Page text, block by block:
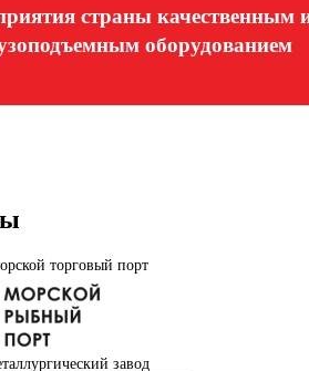
страны качественным
оборудованием